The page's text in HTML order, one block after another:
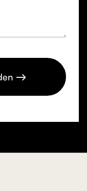
